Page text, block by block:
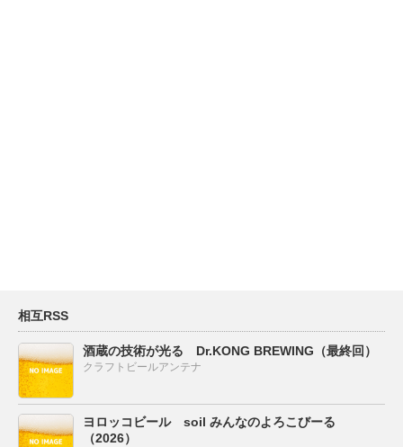
相互RSS
酒蔵の技術が光る Dr.KONG BREWING（最終回）
クラフトビールアンテナ
ヨロッコビール soil みんなのよろこびーる
（2026）